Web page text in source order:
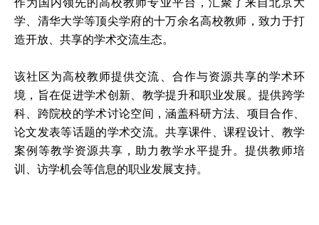
学、清华大学等顶尖学府的十万余名高校教师，致力于打
造开放、共享的学术交流生态。
该社区为高校教师提供交流、合作与资源共享的学术环
境，旨在促进学术创新、教学提升和职业发展。提供跨学
科、跨院校的学术讨论空间，涵盖科研方法、项目合作、
论文发表等话题的学术交流。共享课件、课程设计、教学
案例等教学资源共享，助力教学水平提升。提供教师培
训、访学机会等信息的职业发展支持。